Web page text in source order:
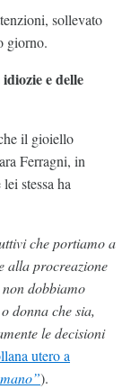
sollevato
giorno.
e delle
il gioiello
Ferragni, in
stessa ha
che portiamo a
alla procreazione
dobbiamo
donna che sia,
le decisioni
utero a
).